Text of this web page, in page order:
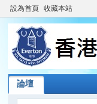
設為首頁 收藏本站
論壇